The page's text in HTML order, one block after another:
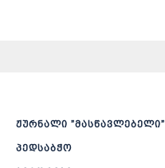
ჟურნალი ”მასწავლებელი”
პედსაბჭო